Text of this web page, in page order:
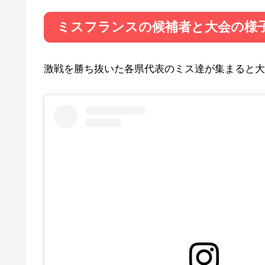
ミスフランスの候補者と大会の様
激戦を勝ち抜いた各県代表のミス達が集まると